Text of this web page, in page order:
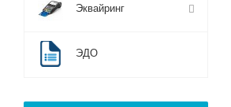
Эквайринг
ЭДО